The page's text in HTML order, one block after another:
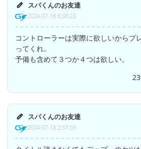
スパくんのお友達
2024-07-18 6:38:23
コントローラーは実際に欲しいからプ
ってくれ。
予備も含めて３つか４つは欲しい。
23
スパくんのお友達
2024-07-18 2:57:59